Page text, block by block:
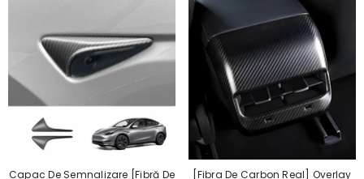
Capac De Semnalizare [Fibră De
[Fibra De Carbon Real] Overlay